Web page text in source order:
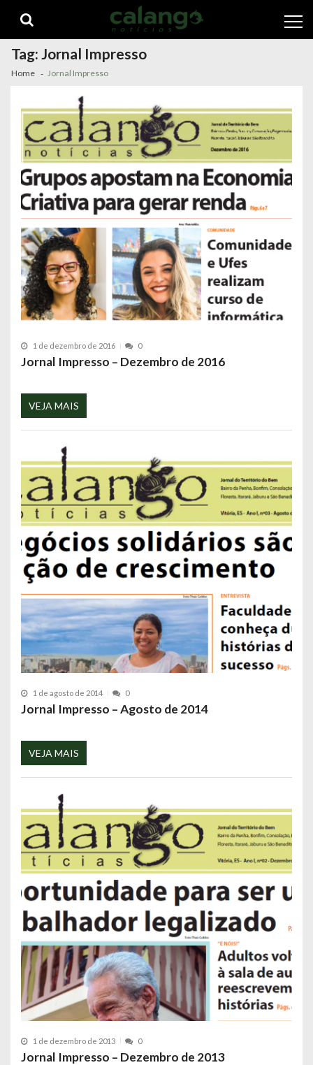
navigation
content
Tag:Jornal Impresso
Home Jornal Impresso
1 de dezembro de 2016 0
Jornal Impresso – Dezembro de 2016
VEJA MAIS
1 de agosto de 2014 0
Jornal Impresso – Agosto de 2014
VEJA MAIS
1 de dezembro de 2013 0
Jornal Impresso – Dezembro de 2013